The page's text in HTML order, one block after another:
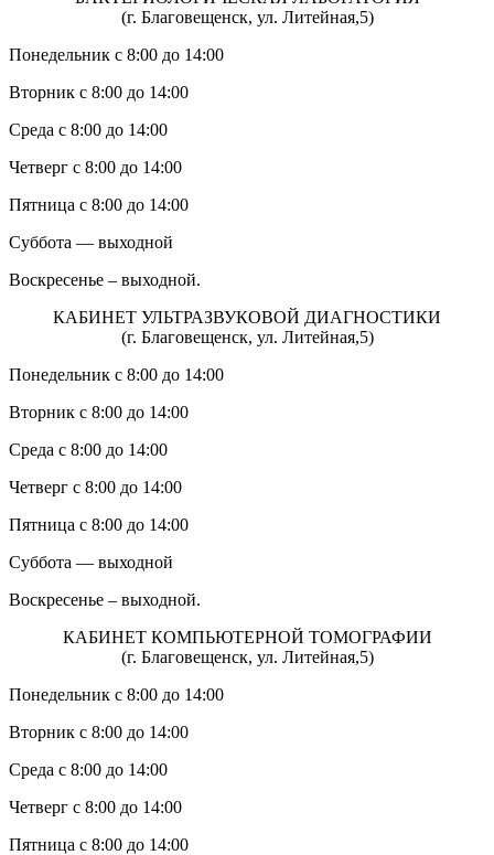
(г. Благовещенск, ул. Литейная,5)
Понедельник с 8:00 до 14:00
Вторник с 8:00 до 14:00
Среда с 8:00 до 14:00
Четверг с 8:00 до 14:00
Пятница с 8:00 до 14:00
Суббота — выходной
Воскресенье – выходной.
КАБИНЕТ УЛЬТРАЗВУКОВОЙ ДИАГНОСТИКИ
(г. Благовещенск, ул. Литейная,5)
Понедельник с 8:00 до 14:00
Вторник с 8:00 до 14:00
Среда с 8:00 до 14:00
Четверг с 8:00 до 14:00
Пятница с 8:00 до 14:00
Суббота — выходной
Воскресенье – выходной.
КАБИНЕТ КОМПЬЮТЕРНОЙ ТОМОГРАФИИ
(г. Благовещенск, ул. Литейная,5)
Понедельник с 8:00 до 14:00
Вторник с 8:00 до 14:00
Среда с 8:00 до 14:00
Четверг с 8:00 до 14:00
Пятница с 8:00 до 14:00